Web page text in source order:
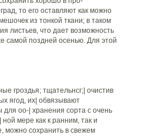
то его оставляют как можно
из тонкой ткани; в таком
листьев, что дает возможность
самой поздней осенью. Для этой
гроздья; тщательнсг;| очистив
ягод, их| обвязывают
оо-| хранения сорта с очень
мере как к ранним, так и
можно сохранить в свежем